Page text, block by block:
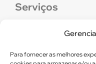
Para fornecer as melhores
Serviços